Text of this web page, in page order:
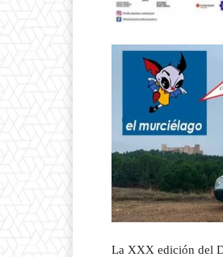
La XXX edición del